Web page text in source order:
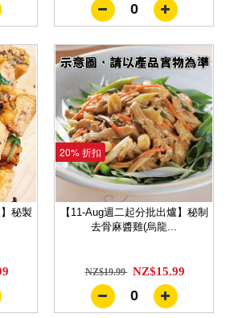
0
秘製
20% 折扣
【11-Aug週二起分批出爐】秘制
去骨麻醬雞(烏龍...
NZ$19.99 NZ$15.99
0